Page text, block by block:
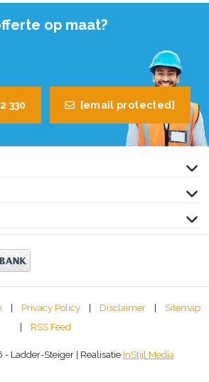
op maat?
330 [email protected]
Privacy Policy Disclaimer
Sitemap
RSS Feed
Ladder-Steiger | Realisatie InStijl Media